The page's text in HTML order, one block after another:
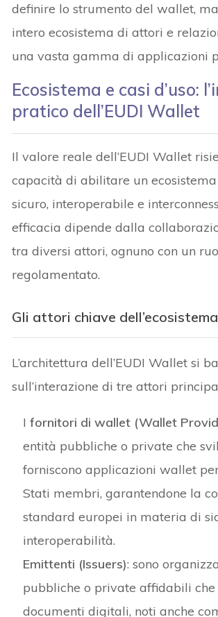
definire lo strumento del wallet,
intero ecosistema di attori e
una vasta gamma di applicazioni
Ecosistema e casi d’uso:
pratico dell’EUDI Wallet
Il valore reale dell’EUDI Wallet
capacità di abilitare un
sicuro, interoperabile e
efficacia dipende dalla
tra diversi attori, ognuno con un
regolamentato.
Gli attori chiave dell’ecosistema
L’architettura dell’EUDI Wallet si
sull’interazione di tre attori
Ifornitori di wallet (Wallet
entità pubbliche o private che
forniscono applicazioni wallet
Stati membri, garantendone la
standard europei in materia di
interoperabilità.
Emittenti (Issuers): sono
pubbliche o private affidabili che
documenti digitali, noti anche